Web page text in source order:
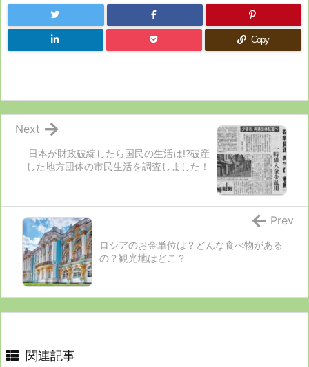
Copy
日本が財政破綻したら国民の生活は!?破産
した地方団体の市民生活を調査しました！
Next
ロシアのお金単位は？どんな食べ物がある
の？観光地はどこ？
Prev
関連記事